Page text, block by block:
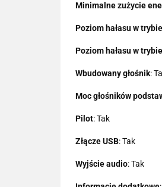
Minimalne zużycie
Poziom hałasu w
Poziom hałasu w
Wbudowany głośnik:
Moc głośników
Pilot: Tak
Złącze USB: Tak
Wyjście audio: Tak